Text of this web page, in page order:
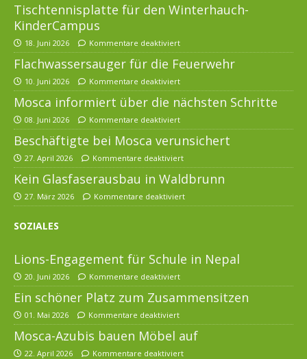
Tischtennisplatte für den Winterhauch-
KinderCampus
18. Juni 2026 Kommentare deaktiviert
Flachwassersauger für die Feuerwehr
10. Juni 2026 Kommentare deaktiviert
Mosca informiert über die nächsten Schritte
08. Juni 2026 Kommentare deaktiviert
Beschäftigte bei Mosca verunsichert
27. April 2026 Kommentare deaktiviert
Kein Glasfaserausbau in Waldbrunn
27. März 2026 Kommentare deaktiviert
SOZIALES
Lions-Engagement für Schule in Nepal
20. Juni 2026 Kommentare deaktiviert
Ein schöner Platz zum Zusammensitzen
01. Mai 2026 Kommentare deaktiviert
Mosca-Azubis bauen Möbel auf
22. April 2026 Kommentare deaktiviert